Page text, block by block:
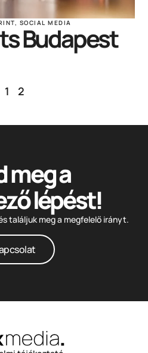
, SOCIAL MEDIA
Budapest
1 2
meg a
lépést!
találjuk meg a megfelelő irányt.